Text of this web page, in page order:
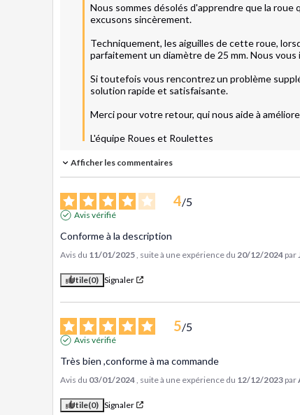
Nous sommes désolés d'apprendre que la
excusons sincèrement.
Techniquement, les aiguilles de cette roue,
parfaitement un diamètre de 25 mm. Nous
Si toutefois vous rencontrez un problème
solution rapide et satisfaisante.
Merci pour votre retour, qui nous aide à
L'équipe Roues et Roulettes
Afficher les commentaires
4/5
Avis vérifié
Conforme à la description
Avis du 11/01/2025 , suite à une expérience du 20/12/2024 par
Utile(0) Signaler
5/5
Avis vérifié
Très bien ,conforme à ma commande
Avis du 03/01/2024 , suite à une expérience du 12/12/2023 par
Utile(0) Signaler